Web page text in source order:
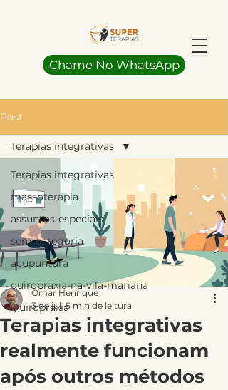
Chame No WhatsApp
Post
Terapias integrativas
massoterapia
assuntos-especiais
sem-categoria
acupuntura
quiropraxia-na-vila-mariana
Quiropraxia
Terapias integrativas
Terapias integrativas
realmente funcionam
após outros métodos
Omar Henrique
3 de jul. 5 min de leitura